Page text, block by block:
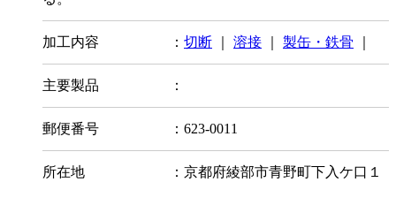
加工内容 ： 切断 溶接 製缶・鉄骨
主要製品 ：
郵便番号 ：623-0011
所在地 ：京都府綾部市青野町下入ケ口１